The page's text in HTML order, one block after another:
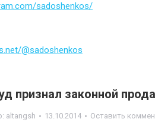
sadoshenkos/
@sadoshenkos
признал законной
altangsh 13.10.2014 Оставить